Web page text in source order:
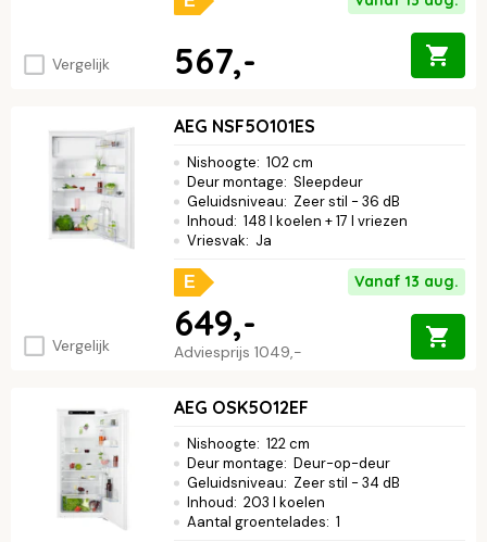
Vergelijk 567,-
Vergelijk
AEG NSF5O101ES
Nishoogte: 102 cm
Deur montage: Sleepdeur
Geluidsniveau: Zeer stil - 36 dB
Inhoud: 148 l koelen + 17 l vriezen
Vriesvak: Ja
E Vanaf 13 aug.
Adviesprijs 1049,-
649,-
AEG OSK5O12EF
Nishoogte: 122 cm
Deur montage: Deur-op-deur
Geluidsniveau: Zeer stil - 34 dB
Inhoud: 203 l koelen
Aantal groentelades: 1